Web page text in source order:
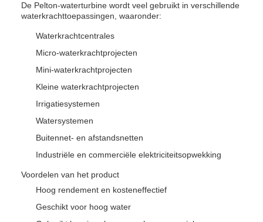
De Pelton-waterturbine wordt veel gebruikt in verschillende
waterkrachttoepassingen, waaronder:
Waterkrachtcentrales
Micro-waterkrachtprojecten
Mini-waterkrachtprojecten
Kleine waterkrachtprojecten
Irrigatiesystemen
Watersystemen
Buitennet- en afstandsnetten
Industriële en commerciële elektriciteitsopwekking
Voordelen van het product
Hoog rendement en kosteneffectief
Geschikt voor hoog water